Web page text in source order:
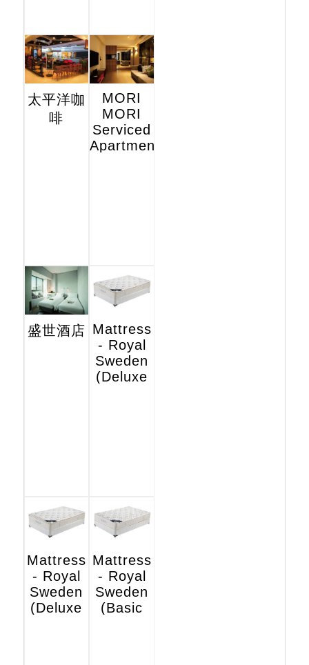
太平洋咖
啡
MORI
MORI
Serviced
Apartments
盛世酒店 Mattress
- Royal
Sweden
(Deluxe
Mattress
- Royal
Sweden
(Deluxe
Mattress
- Royal
Sweden
(Basic